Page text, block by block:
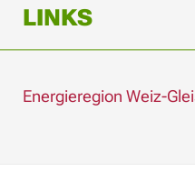
LINKS
Energieregion Weiz-